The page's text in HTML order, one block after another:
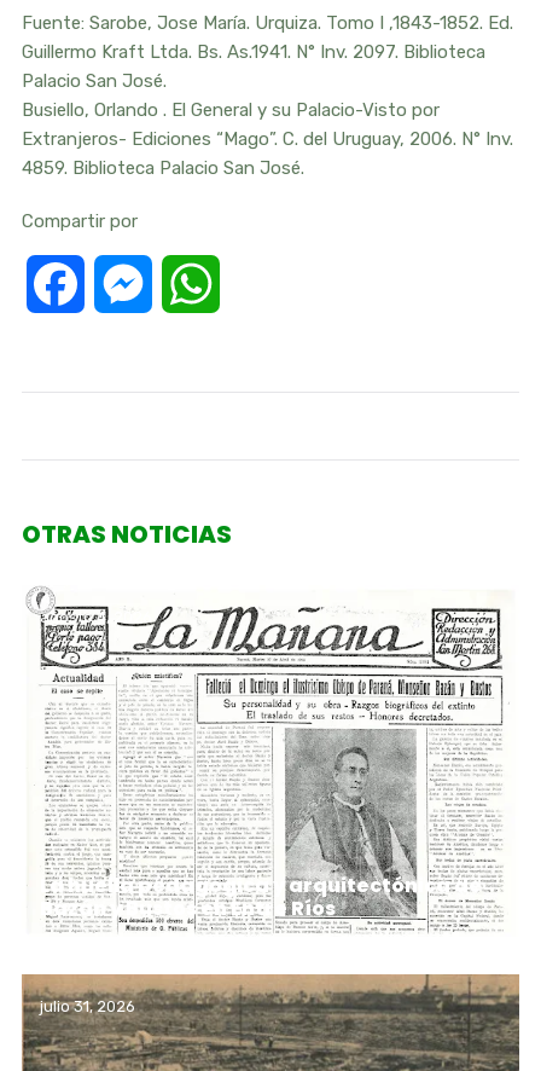
Fuente: Sarobe, Jose María. Urquiza. Tomo I ,1843-1852. Ed.
Guillermo Kraft Ltda. Bs. As.1941. N° Inv. 2097. Biblioteca
Palacio San José.
Busiello, Orlando . El General y su Palacio-Visto por
Extranjeros- Ediciones “Mago”. C. del Uruguay, 2006. N° Inv.
4859. Biblioteca Palacio San José.
Compartir por
Facebook Messenger
OTRAS NOTICIAS
agosto 4, 2026
La huella pedagógica y arquitectónica de
Bazán y Bustos en Entre Ríos
julio 31, 2026